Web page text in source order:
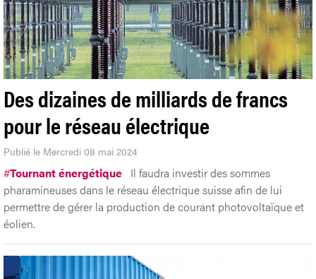
Des dizaines de milliards de francs
pour le réseau électrique
Publié le Mercredi 08 mai 2024
#Tournant énergétique Il faudra investir des sommes
pharamineuses dans le réseau électrique suisse afin de lui
permettre de gérer la production de courant photovoltaïque et
éolien.